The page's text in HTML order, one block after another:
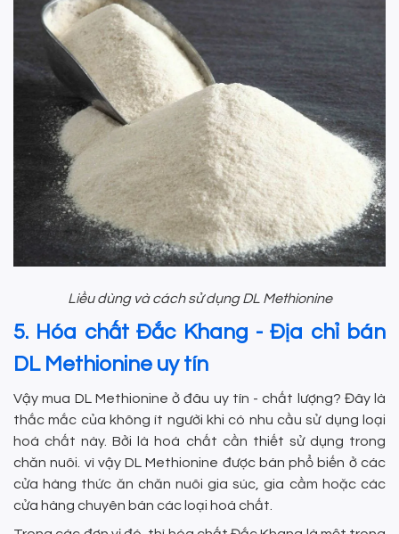
Liều dùng và cách sử dụng DL Methionine
5. Hóa chất Đắc Khang - Địa chỉ bán
DL Methionine uy tín
Vậy mua DL Methionine ở đâu uy tín - chất lượng? Đây là
thắc mắc của không ít người khi có nhu cầu sử dụng loại
hoá chất này. Bởi là hoá chất cần thiết sử dụng trong
chăn nuôi. vì vậy DL Methionine được bán phổ biến ở các
cửa hàng thức ăn chăn nuôi gia súc, gia cầm hoặc các
cửa hàng chuyên bán các loại hoá chất.